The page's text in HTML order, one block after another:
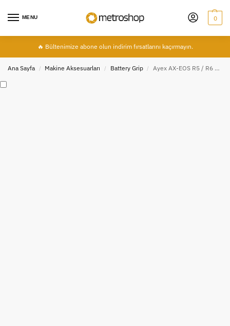
MENU 0
🔥 Bültenimize abone olun indirim fırsatlarını kaçırmayın.
Ana Sayfa / Makine Aksesuarları / Battery Grip / Ayex AX-EOS R5 / R6 Battery Grip, Canon EOS R5, R5C, R6, R6II için BG-R10 Muadili Battery Grip